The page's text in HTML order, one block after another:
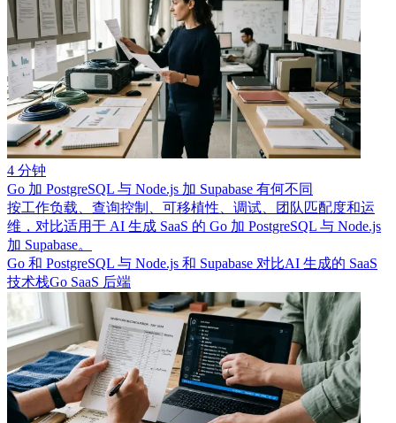
4 分钟
Go 加 PostgreSQL 与 Node.js 加 Supabase 有何不同
按工作负载、查询控制、可移植性、调试、团队匹配度和运
维，对比适用于 AI 生成 SaaS 的 Go 加 PostgreSQL 与 Node.js
加 Supabase。
Go 和 PostgreSQL 与 Node.js 和 Supabase 对比AI 生成的 SaaS
技术栈Go SaaS 后端